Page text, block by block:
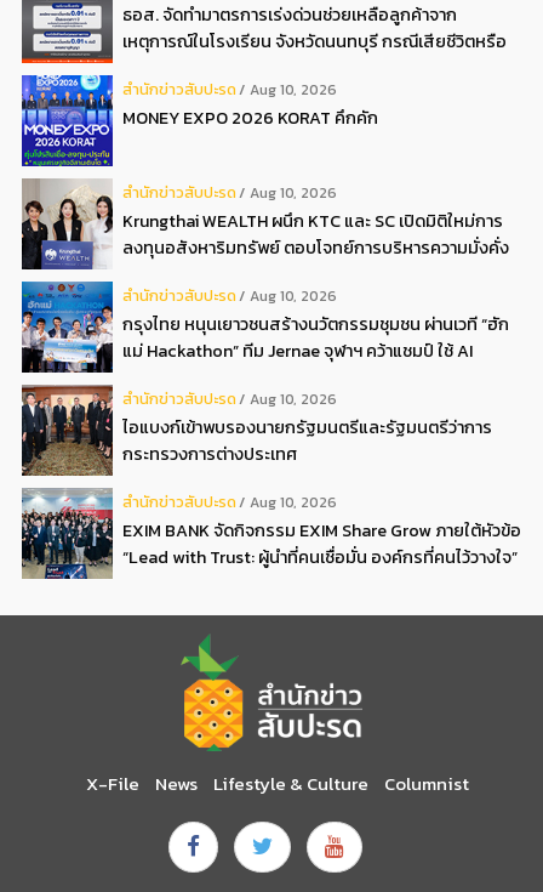
ธอส. จัดทำมาตรการเร่งด่วนช่วยเหลือลูกค้าจาก
เหตุการณ์ในโรงเรียน จังหวัดนนทบุรี กรณีเสียชีวิตหรือ
สํานักข่าวสับปะรด Aug 10, 2026
MONEY EXPO 2026 KORAT คึกคัก
สํานักข่าวสับปะรด Aug 10, 2026
Krungthai WEALTH ผนึก KTC และ SC เปิดมิติใหม่การ
ลงทุนอสังหาริมทรัพย์ ตอบโจทย์การบริหารความมั่งคั่ง
สํานักข่าวสับปะรด Aug 10, 2026
กรุงไทย หนุนเยาวชนสร้างนวัตกรรมชุมชน ผ่านเวที “ฮัก
แม่ Hackathon” ทีม Jernae จุฬาฯ คว้าแชมป์ ใช้ AI
สํานักข่าวสับปะรด Aug 10, 2026
ไอแบงก์เข้าพบรองนายกรัฐมนตรีและรัฐมนตรีว่าการ
กระทรวงการต่างประเทศ
สํานักข่าวสับปะรด Aug 10, 2026
EXIM BANK จัดกิจกรรม EXIM Share Grow ภายใต้หัวข้อ
“Lead with Trust: ผู้นำที่คนเชื่อมั่น องค์กรที่คนไว้วางใจ”
X-File News Lifestyle & Culture Columnist